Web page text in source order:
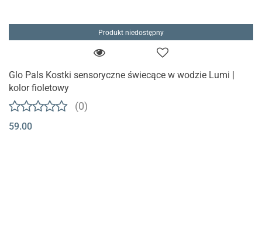
Produkt niedostępny
Glo Pals Kostki sensoryczne świecące w wodzie Lumi |
kolor fioletowy
(0)
59.00